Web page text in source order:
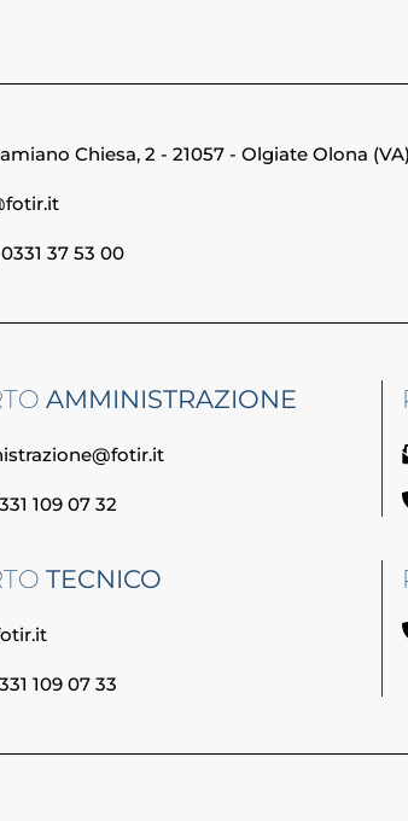
Chiesa, 2 - 21057 - Olgiate Olona
37 53 00
AMMINISTRAZIONE
109 07 32
TECNICO
109 07 33